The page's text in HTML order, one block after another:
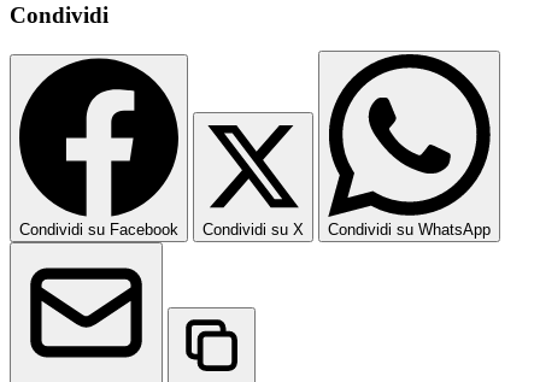
Condividi
Condividi su Facebook Condividi su X Condividi su WhatsApp